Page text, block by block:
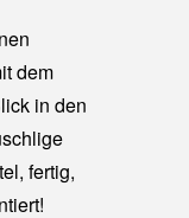
dem
in den
fertig,